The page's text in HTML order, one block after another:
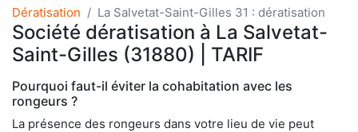
Dératisation La Salvetat-Saint-Gilles 31 : dératisation
Société dératisation à La Salvetat-
Saint-Gilles (31880) | TARIF
Pourquoi faut-il éviter la cohabitation avec les
rongeurs ?
La présence des rongeurs dans votre lieu de vie peut